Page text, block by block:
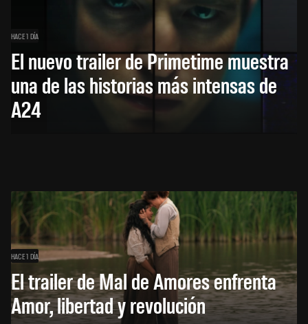
HACE 1 DÍA
El nuevo trailer de Primetime muestra
una de las historias más intensas de
A24
HACE 1 DÍA
El trailer de Mal de Amores enfrenta
Amor, libertad y revolución